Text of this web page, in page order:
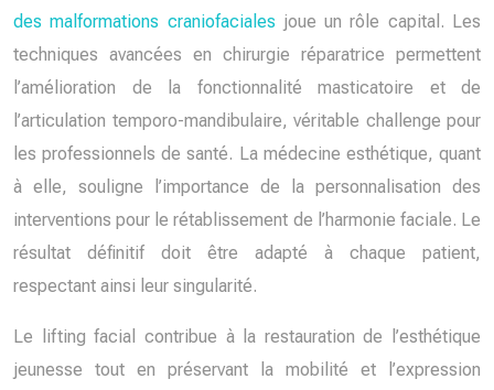
des malformations craniofaciales joue un rôle capital. Les
techniques avancées en chirurgie réparatrice permettent
l’amélioration de la fonctionnalité masticatoire et de
l’articulation temporo-mandibulaire, véritable challenge pour
les professionnels de santé. La médecine esthétique, quant
à elle, souligne l’importance de la personnalisation des
interventions pour le rétablissement de l’harmonie faciale. Le
résultat définitif doit être adapté à chaque patient,
respectant ainsi leur singularité.
Le lifting facial contribue à la restauration de l’esthétique
jeunesse tout en préservant la mobilité et l’expression